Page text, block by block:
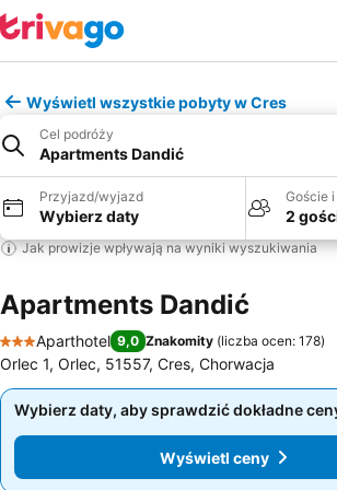
Wyświetl wszystkie pobyty w Cres
Cel podróży
Apartments Dandić
Przyjazd/wyjazd
Wybierz daty
Goście
2
Jak prowizje wpływają na wyniki wyszukiwania
Apartments Dandić
3 Kategoria
Aparthotel 9,0 Znakomity (liczba ocen: 178)
Orlec 1, Orlec, 51557, Cres, Chorwacja
Wybierz daty, aby sprawdzić dokładne
Wyświetl ceny
Wybierz daty, aby sprawdzić dokładne
Wyświetl ceny